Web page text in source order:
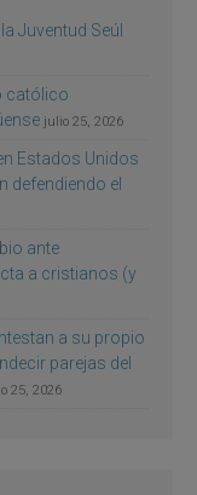
Juventud Seúl
católico
julio 25, 2026
Estados Unidos
defendiendo el
ante
a cristianos (y
a su propio
parejas del
25, 2026